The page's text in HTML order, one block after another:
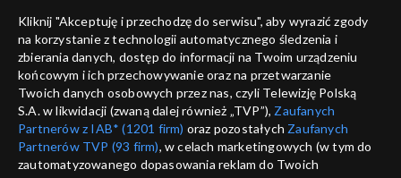
Kliknij "Akceptuję i przechodzę do serwisu", aby wyrazić zgody
na korzystanie z technologii automatycznego śledzenia i
zbierania danych, dostęp do informacji na Twoim urządzeniu
końcowym i ich przechowywanie oraz na przetwarzanie
Twoich danych osobowych przez nas, czyli Telewizję Polską
S.A. w likwidacji (zwaną dalej również „TVP”), Zaufanych
Partnerów z IAB* (1201 firm) oraz pozostałych Zaufanych
Partnerów TVP (93 firm), w celach marketingowych (w tym do
zautomatyzowanego dopasowania reklam do Twoich